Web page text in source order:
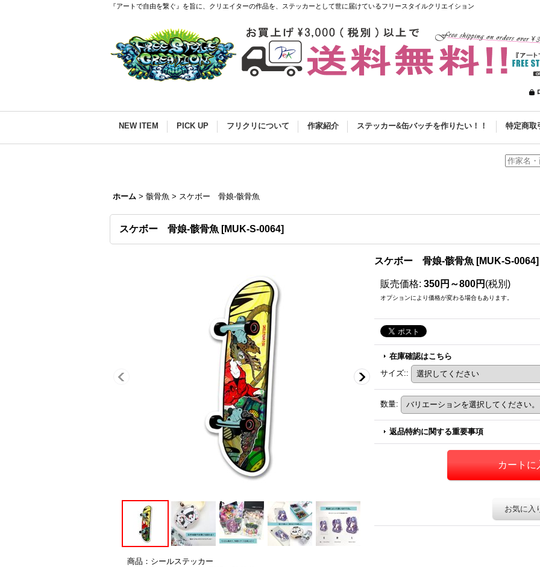
『アートで自由を繋ぐ』を旨に、クリエイターの作品を、ステッカーとして世に届けているフリースタイルクリエイション
NEW ITEM PICK UP フリクリについて 作家紹介 ステッカー&缶バッチを作りたい！！ 特定商取
ホーム > 骸骨魚 > スケボー 骨娘-骸骨魚
スケボー 骨娘-骸骨魚 [MUK-S-0064]
スケボー 骨娘-骸骨魚 [MUK-S-0064]
販売価格: 350円～800円 (税別)
オプションにより価格が変わる場合もあります。
在庫確認はこちら
サイズ::
数量:
返品特約に関する重要事項
お気に入
商品：シールステッカー